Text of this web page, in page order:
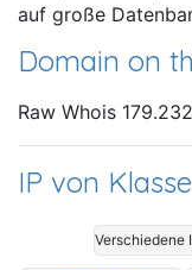
auf große
Domain on
Raw Whois
IP von Klasse
Verschiedene